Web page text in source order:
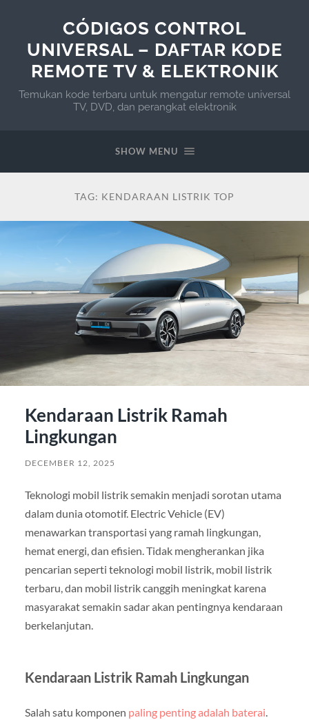
CÓDIGOS CONTROL
UNIVERSAL – DAFTAR KODE
REMOTE TV & ELEKTRONIK
Temukan kode terbaru untuk mengatur remote universal
TV, DVD, dan perangkat elektronik
SHOW MENU
TAG: KENDARAAN LISTRIK TOP
Kendaraan Listrik Ramah
Lingkungan
DECEMBER 12, 2025
Teknologi mobil listrik semakin menjadi sorotan utama
dalam dunia otomotif. Electric Vehicle (EV)
menawarkan transportasi yang ramah lingkungan,
hemat energi, dan efisien. Tidak mengherankan jika
pencarian seperti teknologi mobil listrik, mobil listrik
terbaru, dan mobil listrik canggih meningkat karena
masyarakat semakin sadar akan pentingnya kendaraan
berkelanjutan.
Kendaraan Listrik Ramah Lingkungan
Salah satu komponen paling penting adalah baterai.